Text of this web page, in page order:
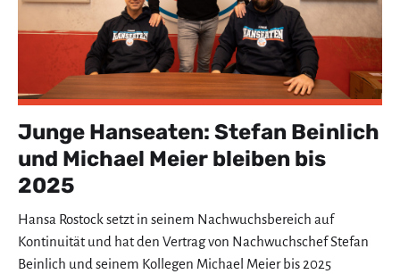
Junge Hanseaten: Stefan Beinlich
und Michael Meier bleiben bis
2025
Hansa Rostock setzt in seinem Nachwuchsbereich auf
Kontinuität und hat den Vertrag von Nachwuchschef Stefan
Beinlich und seinem Kollegen Michael Meier bis 2025